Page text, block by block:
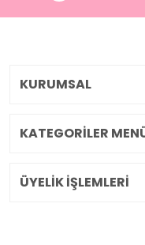
KURUMSAL
KATEGORİLER
ÜYELİK İŞLEMLERİ